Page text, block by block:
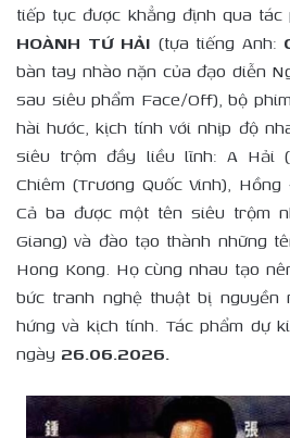
tiếp tục được khẳng định qua tác
HOÀNH TỨ HẢI (tựa tiếng Anh:
bàn tay nhào nặn của đạo diễn
sau siêu phẩm Face/Off), bộ
hài hước, kịch tính với nhịp độ
siêu trộm đầy liều lĩnh: A Hải
Chiêm (Trương Quốc Vinh),
Cả ba được một tên siêu trộm
Giang) và đào tạo thành những
Hong Kong. Họ cùng nhau tạo
bức tranh nghệ thuật bị nguyền
hứng và kịch tính. Tác phẩm dự
ngày 26.06.2026.